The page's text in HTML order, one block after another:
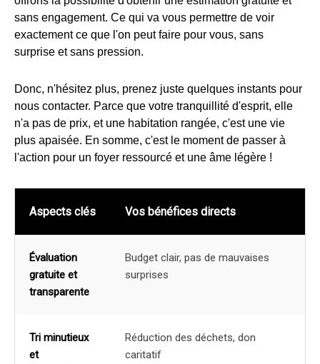
sans engagement. Ce qui va vous permettre de voir
exactement ce que l'on peut faire pour vous, sans
surprise et sans pression.
Donc, n'hésitez plus, prenez juste quelques instants pour
nous contacter. Parce que votre tranquillité d'esprit, elle
n'a pas de prix, et une habitation rangée, c'est une vie
plus apaisée. En somme, c'est le moment de passer à
l'action pour un foyer ressourcé et une âme légère !
Aspects clés Vos bénéfices directs
Évaluation
gratuite et
transparente
Budget clair, pas de mauvaises
surprises
Tri minutieux
et
Réduction des déchets, don
caritatif